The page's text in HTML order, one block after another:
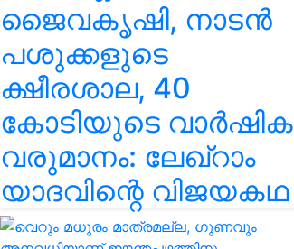
ജൈവകൃഷി, നാടൻ
പശുക്കളുടെ
ക്ഷീരശാല, 40
കോടിയുടെ വാർഷിക
വരുമാനം: ലേഖ്‌റാം
യാദവിന്റെ വിജയകഥ